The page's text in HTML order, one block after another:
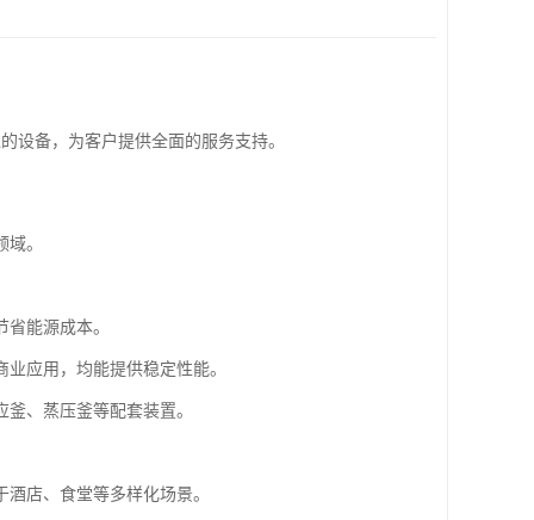
设备，为客户提供全面的服务支持。
。
能源成本。
应用，均能提供稳定性能。
、蒸压釜等配套装置。
店、食堂等多样化场景。